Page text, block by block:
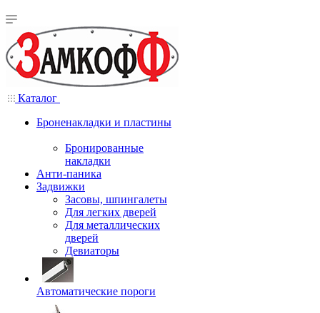
Каталог
Броненакладки и пластины
Бронированные
накладки
Анти-паника
Задвижки
Засовы, шпингалеты
Для легких дверей
Для металлических
дверей
Девиаторы
Автоматические пороги